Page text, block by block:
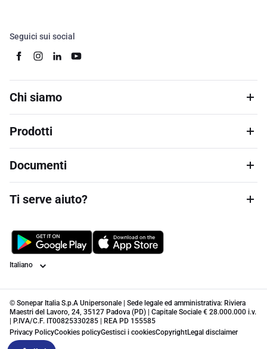
Seguici sui social
Chi siamo
Prodotti
Documenti
Ti serve aiuto?
Lingua
© Sonepar Italia S.p.A Unipersonale | Sede legale ed amministrativa: Riviera
Maestri del Lavoro, 24, 35127 Padova (PD) | Capitale Sociale € 28.000.000 i.v.
| P.IVA/C.F. IT00825330285 | REA PD 155585
Privacy PolicyCookies policyGestisci i cookiesCopyrightLegal disclaimer